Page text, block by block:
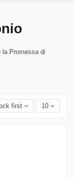
la Promessa di
first 10